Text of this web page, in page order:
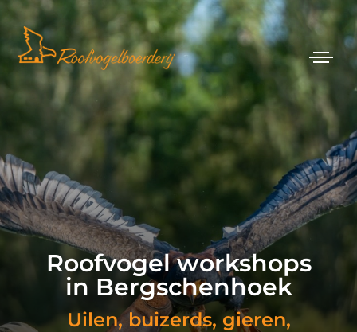
Roofvogel workshops
in Bergschenhoek
Uilen, buizerds, gieren,